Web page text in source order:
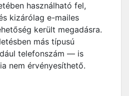
használható fel,
kizárólag e-mailes
került megadásra.
más típusú
telefonszám — is
nem érvényesíthető.